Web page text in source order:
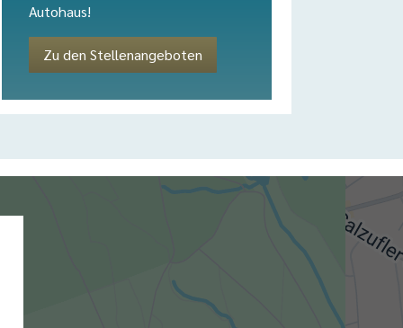
Autohaus!
Zu den Stellenangeboten